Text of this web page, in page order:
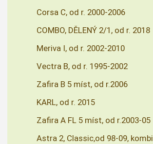
Corsa C, od r. 2000-2006
COMBO, DĚLENÝ 2/1, od r. 2018
Meriva I, od r. 2002-2010
Vectra B, od r. 1995-2002
Zafira B 5 míst, od r.2006
KARL, od r. 2015
Zafira A FL 5 míst, od r.2003-05
Astra 2, Classic,od 98-09, kombi